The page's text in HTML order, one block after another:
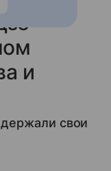
и
свои